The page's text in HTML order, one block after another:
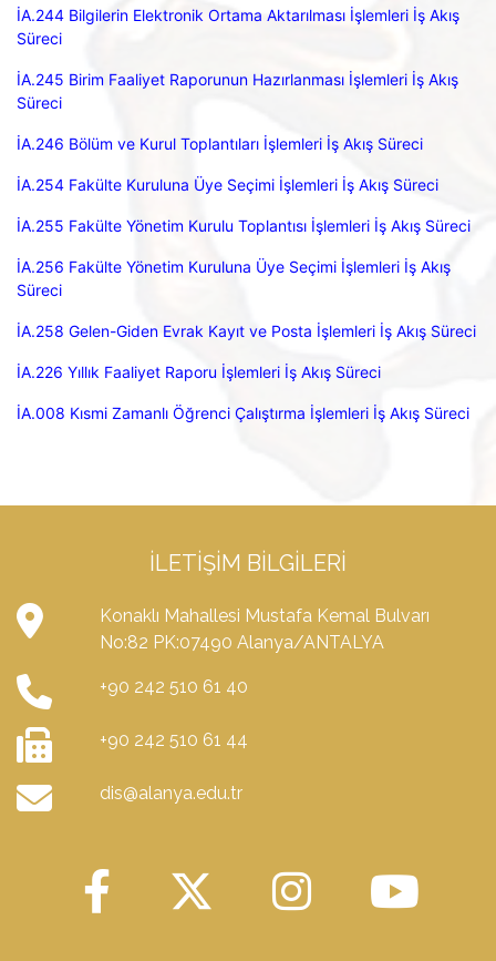
İA.244 Bilgilerin Elektronik Ortama Aktarılması İşlemleri İş Akış
Süreci
İA.245 Birim Faaliyet Raporunun Hazırlanması İşlemleri İş Akış
Süreci
İA.246 Bölüm ve Kurul Toplantıları İşlemleri İş Akış Süreci
İA.254 Fakülte Kuruluna Üye Seçimi İşlemleri İş Akış Süreci
İA.255 Fakülte Yönetim Kurulu Toplantısı İşlemleri İş Akış Süreci
İA.256 Fakülte Yönetim Kuruluna Üye Seçimi İşlemleri İş Akış
Süreci
İA.258 Gelen-Giden Evrak Kayıt ve Posta İşlemleri İş Akış Süreci
İA.226 Yıllık Faaliyet Raporu İşlemleri İş Akış Süreci
İA.008 Kısmi Zamanlı Öğrenci Çalıştırma İşlemleri İş Akış Süreci
İLETIŞIM BILGILERI
Konaklı Mahallesi Mustafa Kemal Bulvarı
No:82 PK:07490 Alanya/ANTALYA
+90 242 510 61 40
+90 242 510 61 44
dis@alanya.edu.tr